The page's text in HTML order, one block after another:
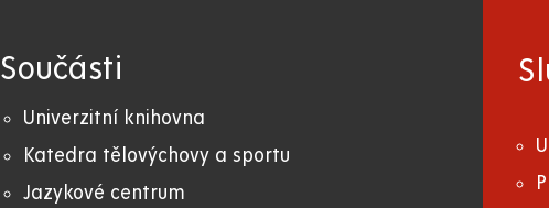
Součásti
Univerzitní knihovna
Katedra tělovýchovy a sportu
Jazykové centrum